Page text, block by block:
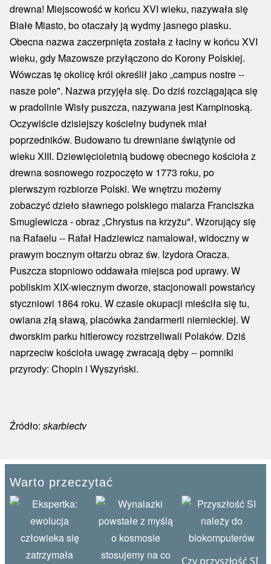
drewna! Miejscowość w końcu XVI wieku, nazywała się
Białe Miasto, bo otaczały ją wydmy jasnego piasku.
Obecna nazwa zaczerpnięta została z łaciny w końcu XVI
wieku, gdy Mazowsze przyłączono do Korony Polskiej.
Wówczas tę okolicę król określił jako „campus nostre --
nasze pole". Nazwa przyjęła się. Do dziś rozciągająca się
w pradolinie Wisły puszcza, nazywana jest Kampinoską.
Oczywiście dzisiejszy kościelny budynek miał
poprzedników. Budowano tu drewniane świątynie od
wieku XIII. Dziewięcioletnią budowę obecnego kościoła z
drewna sosnowego rozpoczęto w 1773 roku, po
pierwszym rozbiorze Polski. We wnętrzu możemy
zobaczyć dzieło sławnego polskiego malarza Franciszka
Smuglewicza - obraz „Chrystus na krzyżu". Wzorujący się
na Rafaelu -- Rafał Hadziewicz namalował, widoczny w
prawym bocznym ołtarzu obraz św. Izydora Oracza.
Puszcza stopniowo oddawała miejsca pod uprawy. W
pobliskim XIX-wiecznym dworze, stacjonowali powstańcy
styczniowi 1864 roku. W czasie okupacji mieściła się tu,
owiana złą sławą, placówka żandarmerii niemieckiej. W
dworskim parku hitlerowcy rozstrzeliwali Polaków. Dziś
naprzeciw kościoła uwagę zwracają dęby -- pomniki
przyrody: Chopin i Wyszyński.
Źródło: skarbiectv
Warto przeczytać
Czy przyszłość SI